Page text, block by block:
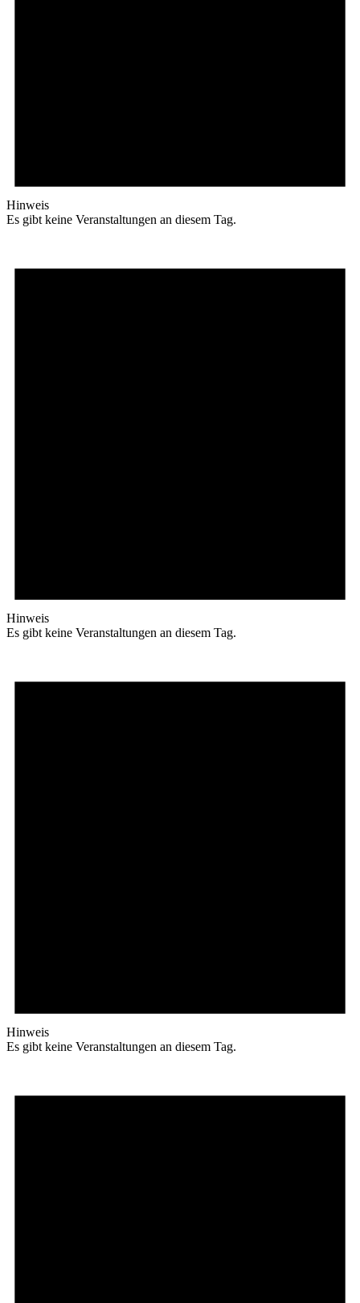
Hinweis
Es gibt keine Veranstaltungen an diesem Tag.
Hinweis
Es gibt keine Veranstaltungen an diesem Tag.
Hinweis
Es gibt keine Veranstaltungen an diesem Tag.